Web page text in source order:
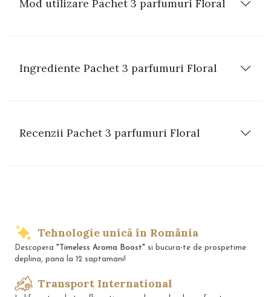
Mod utilizare Pachet 3 parfumuri Floral
Ingrediente Pachet 3 parfumuri Floral
Recenzii Pachet 3 parfumuri Floral
Tehnologie unică în România
Descopera "Timeless Aroma Boost" si bucura-te de prospetime
deplina, pana la 12 saptamani!
Transport International